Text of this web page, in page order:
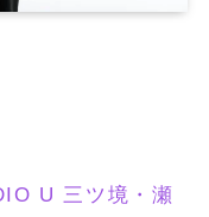
U 三ツ境・瀬